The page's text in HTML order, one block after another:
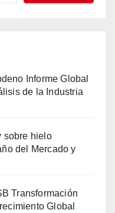
Informe Global
de la Industria
sobre hielo
del Mercado y
Transformación
Global